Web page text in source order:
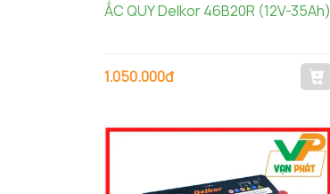
ẮC QUY Delkor 46B20R (12V-35Ah)
1.050.000đ